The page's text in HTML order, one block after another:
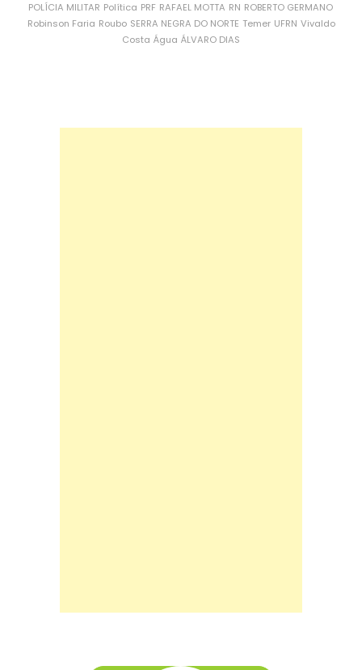
POLÍCIA MILITAR Política PRF RAFAEL MOTTA RN ROBERTO GERMANO
Robinson Faria Roubo SERRA NEGRA DO NORTE Temer UFRN Vivaldo
Costa Água ÁLVARO DIAS